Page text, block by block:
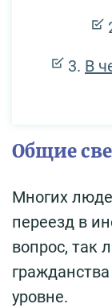
В
Общие
Многих
переезд в
вопрос, так
уровне.